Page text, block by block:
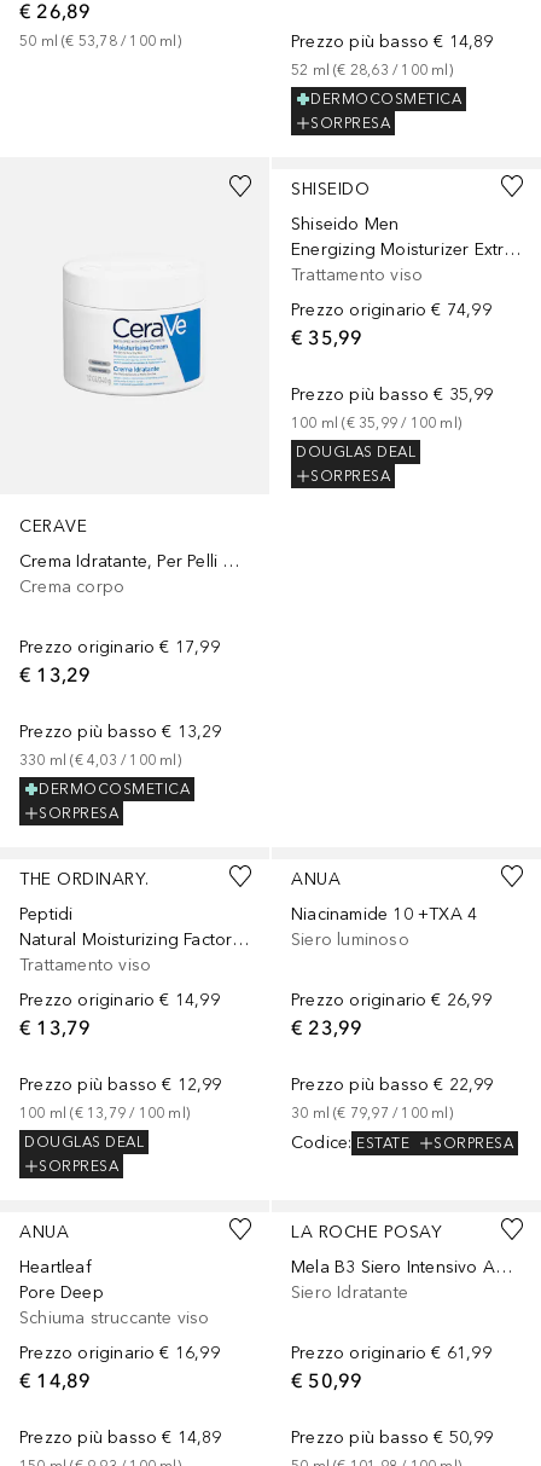
€ 26,89
50 ml (€ 53,78 / 100 ml) Prezzo più basso € 14,89
52 ml (€ 28,63 / 100 ml )
DERMOCOSMETICA
SORPRESA
CERAVE
Crema Idratante, Per Pelli Da Secche a Molto Secche Per il Corpo e il Viso
Crema corpo
Prezzo originario € 17,99
€ 13,29
Prezzo più basso € 13,29
330 ml (€ 4,03 / 100 ml )
DERMOCOSMETICA
SORPRESA
SHISEIDO
Shiseido Men
Energizing Moisturizer Extra Light Fluid
Trattamento viso
Prezzo originario € 74,99
€ 35,99
Prezzo più basso € 35,99
100 ml (€ 35,99 / 100 ml )
DOUGLAS DEAL
SORPRESA
THE ORDINARY.
Peptidi
Natural Moisturizing Factors + Beta Glucan
Trattamento viso
Prezzo originario € 14,99
€ 13,79
Prezzo più basso € 12,99
100 ml (€ 13,79 / 100 ml )
DOUGLAS DEAL
SORPRESA
ANUA
Niacinamide 10 +TXA 4
Siero luminoso
Prezzo originario € 26,99
€ 23,99
Prezzo più basso € 22,99
30 ml (€ 79,97 / 100 ml )
Codice: ESTATE SORPRESA
ANUA
Heartleaf
Pore Deep
Schiuma struccante viso
Prezzo originario € 16,99
€ 14,89
Prezzo più basso € 14,89
LA ROCHE POSAY
Mela B3 Siero Intensivo Anti-macchie
Siero Idratante
Prezzo originario € 61,99
€ 50,99
Prezzo più basso € 50,99